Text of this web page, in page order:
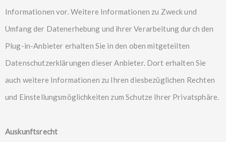
Informationen vor. Weitere Informationen zu Zweck und
Umfang der Datenerhebung und ihrer Verarbeitung durch den
Plug-in-Anbieter erhalten Sie in den oben mitgeteilten
Datenschutzerklärungen dieser Anbieter. Dort erhalten Sie
auch weitere Informationen zu Ihren diesbezüglichen Rechten
und Einstellungsmöglichkeiten zum Schutze Ihrer Privatsphäre.
Auskunftsrecht